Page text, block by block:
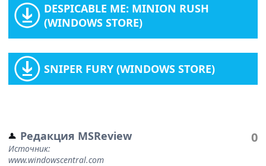
DESPICABLE ME: MINION RUSH
(WINDOWS STORE)
SNIPER FURY (WINDOWS STORE)
Редакция MSReview
Источник:
www.windowscentral.com
0